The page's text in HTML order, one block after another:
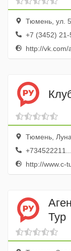
Тюмень, ул.
+7 (3452) 21-
http://vk.com/
Тюмень,
+734522211...
http://www.c-
Тур